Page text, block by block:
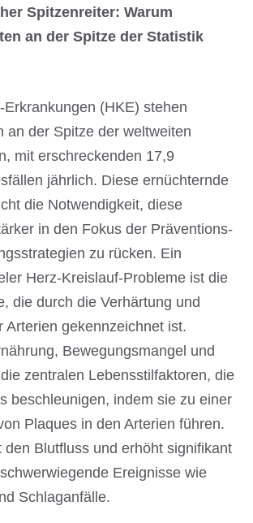
Spitzenreiter: Warum
an der Spitze der Statistik
Erkrankungen (HKE) stehen
an der Spitze der weltweiten
mit erschreckenden 17,9
jährlich. Diese ernüchternde
die Notwendigkeit, diese
in den Fokus der Präventions-
zu rücken. Ein
Herz-Kreislauf-Probleme ist die
die durch die Verhärtung und
Arterien gekennzeichnet ist.
Bewegungsmangel und
zentralen Lebensstilfaktoren, die
beschleunigen, indem sie zu einer
Plaques in den Arterien führen.
den Blutfluss und erhöht signifikant
Ereignisse wie
Schlaganfälle.